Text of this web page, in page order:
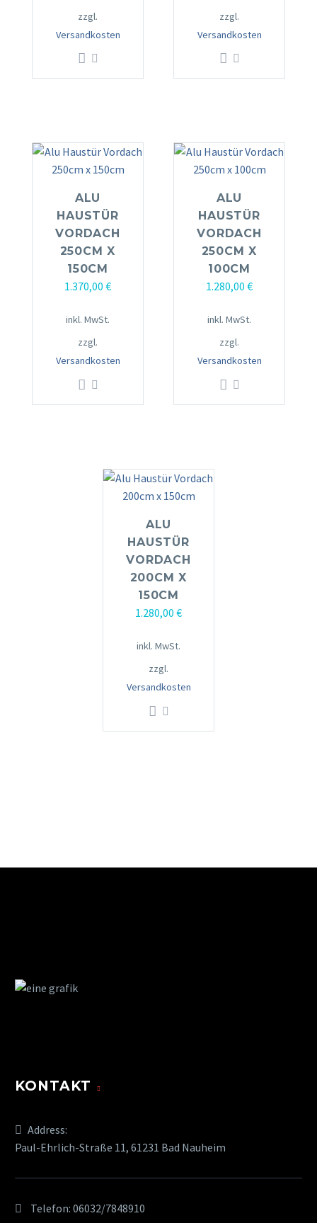
zzgl.
Versandkosten
zzgl.
Versandkosten
ALU
HAUSTÜR
VORDACH
250CM X
150CM
1.370,00 €
inkl. MwSt.
zzgl.
Versandkosten
ALU
HAUSTÜR
VORDACH
250CM X
100CM
1.280,00 €
inkl. MwSt.
zzgl.
Versandkosten
ALU
HAUSTÜR
VORDACH
200CM X
150CM
1.280,00 €
inkl. MwSt.
zzgl.
Versandkosten
KONTAKT
Address:
Paul-Ehrlich-Straße 11, 61231 Bad Nauheim
Telefon: 06032/7848910